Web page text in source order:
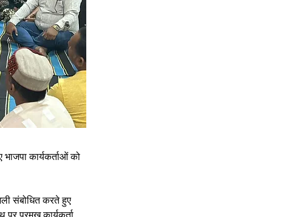
कार्यकर्ताओं को
संबोधित करते हुए